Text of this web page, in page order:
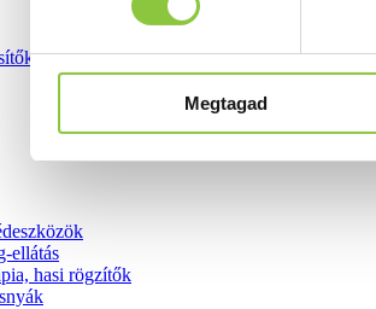
Megtagad
ellátás
hasi rögzítők